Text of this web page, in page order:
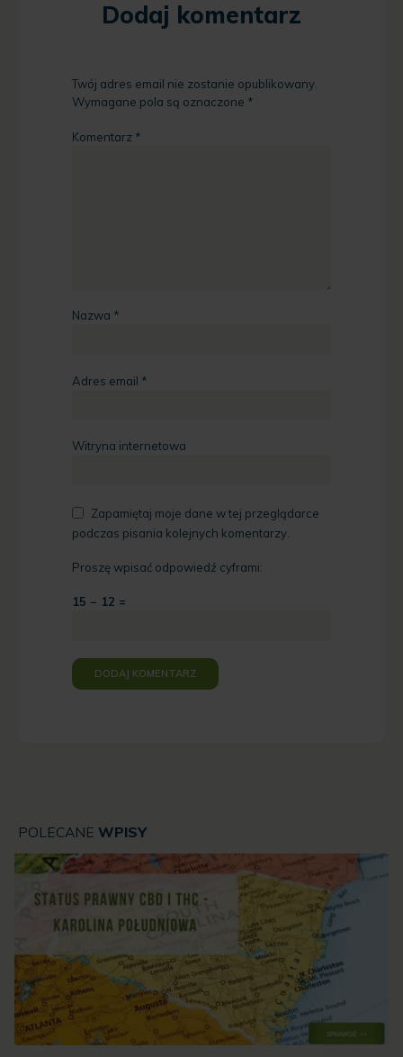
Dodaj komentarz
Twój adres email nie zostanie opublikowany.
Wymagane pola są oznaczone *
Komentarz *
Nazwa *
Adres email *
Witryna internetowa
Zapamiętaj moje dane w tej przeglądarce
podczas pisania kolejnych komentarzy.
Proszę wpisać odpowiedź cyframi:
15 − 12 =
POLECANE WPISY